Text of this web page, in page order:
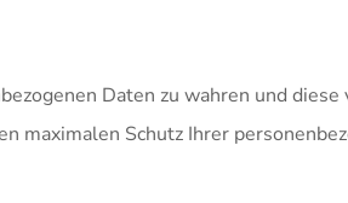
Daten zu wahren und diese
maximalen Schutz Ihrer